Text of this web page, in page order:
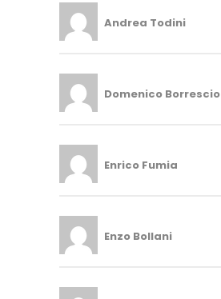
Andrea Todini
Domenico Borrescio
Enrico Fumia
Enzo Bollani